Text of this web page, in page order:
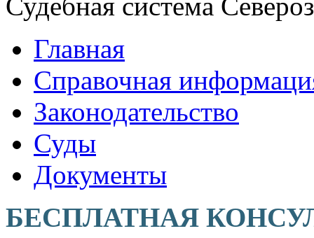
Главная
Справочная
Законодательство
Суды
Документы
БЕСПЛАТНАЯ